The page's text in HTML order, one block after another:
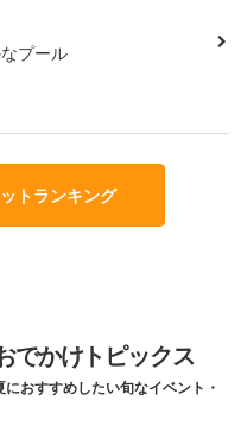
プール
トランキング
でかけトピックス
おすすめしたい旬なイベント・